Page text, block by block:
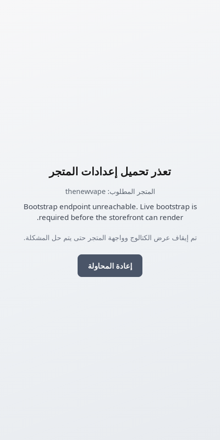
تعذر تحميل إعدادات المتجر
المتجر المطلوب: thenewvape
Bootstrap endpoint unreachable. Live bootstrap is
required before the storefront can render.
تم إيقاف عرض الكتالوج وواجهة المتجر حتى يتم حل المشكلة.
إعادة المحاولة